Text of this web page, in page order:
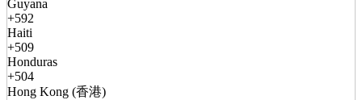
Guyana
+592
Haiti
+509
Honduras
+504
Hong Kong (香港)